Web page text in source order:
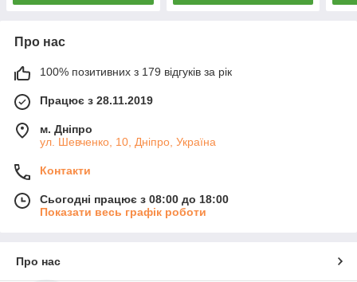
Про нас
100% позитивних з 179 відгуків за рік
Працює з 28.11.2019
м. Дніпро
ул. Шевченко, 10, Дніпро, Україна
Контакти
Сьогодні працює з 08:00 до 18:00
Показати весь графік роботи
Про нас